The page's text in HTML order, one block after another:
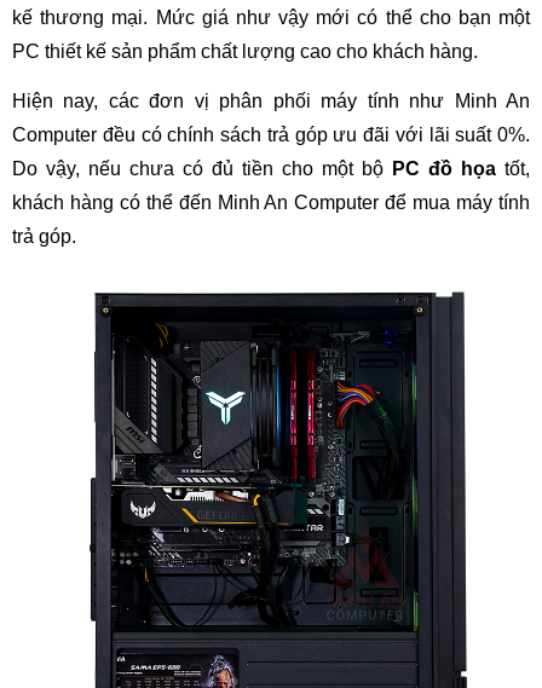
kế thương mại. Mức giá như vậy mới có thể cho bạn một
PC thiết kế sản phẩm chất lượng cao cho khách hàng.
Hiện nay, các đơn vị phân phối máy tính như Minh An
Computer đều có chính sách trả góp ưu đãi với lãi suất 0%.
Do vậy, nếu chưa có đủ tiền cho một bộ PC đồ họa tốt,
khách hàng có thể đến Minh An Computer để mua máy tính
trả góp.